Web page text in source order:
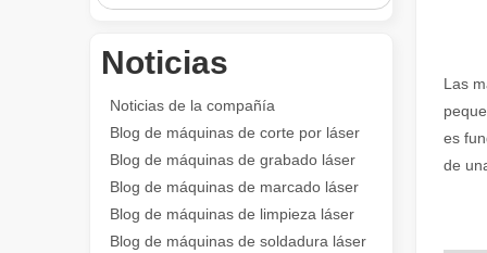
Noticias
Noticias de la compañía
Blog de máquinas de corte por láser
Blog de máquinas de grabado láser
Blog de máquinas de marcado láser
Blog de máquinas de limpieza láser
Blog de máquinas de soldadura láser
Las versátiles Aplicacion S y las características
Las
es
de